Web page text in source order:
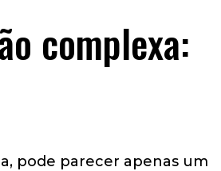
complexa:
pode parecer apenas um